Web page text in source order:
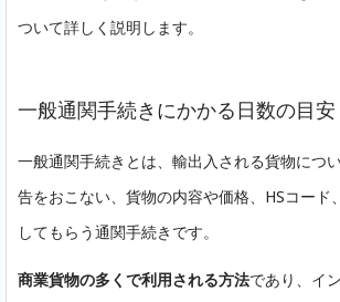
ついて詳しく説明します。
一般通関手続きにかかる日数の目安
一般通関手続きとは、輸出入される貨物につ
告をおこない、貨物の内容や価格、HSコード
してもらう通関手続きです。
商業貨物の多くで利用される方法であり、イ